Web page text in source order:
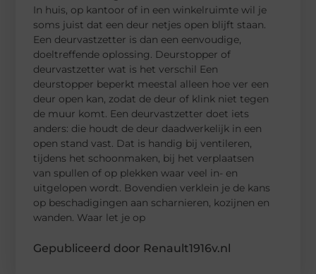
In huis, op kantoor of in een winkelruimte wil je
soms juist dat een deur netjes open blijft staan.
Een deurvastzetter is dan een eenvoudige,
doeltreffende oplossing. Deurstopper of
deurvastzetter wat is het verschil Een
deurstopper beperkt meestal alleen hoe ver een
deur open kan, zodat de deur of klink niet tegen
de muur komt. Een deurvastzetter doet iets
anders: die houdt de deur daadwerkelijk in een
open stand vast. Dat is handig bij ventileren,
tijdens het schoonmaken, bij het verplaatsen
van spullen of op plekken waar veel in- en
uitgelopen wordt. Bovendien verklein je de kans
op beschadigingen aan scharnieren, kozijnen en
wanden. Waar let je op
Gepubliceerd door Renault1916v.nl